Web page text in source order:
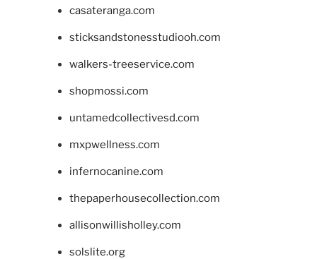
casateranga.com
sticksandstonesstudiooh.com
walkers-treeservice.com
shopmossi.com
untamedcollectivesd.com
mxpwellness.com
infernocanine.com
thepaperhousecollection.com
allisonwillisholley.com
solslite.org